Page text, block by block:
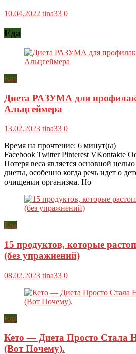
10.04.2022 tina33 0
Еда
Еда
Диета РАЗУМА для
Альцгеймера
13.02.2023 tina33 0
Время на прочтение: 6 минут(ы)
Facebook Twitter Pinterest VKontakte
Потеря веса является основной
диеты, особенно когда речь идет о
очищении организма. Но
Еда
15 продуктов, которые
(без упражнений)
08.02.2023 tina33 0
Еда
Кето — Диета Просто Стала
(Вот Почему).